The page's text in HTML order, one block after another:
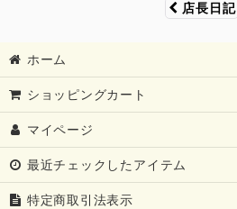
店長日記
ホーム
ショッピングカート
マイページ
最近チェックしたアイテム
特定商取引法表示